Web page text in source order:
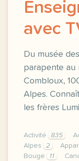
avec
Du musée
parapente au
Combloux,
Alpes.
les frères
Activité 835
Alpes
2
Bouge
11